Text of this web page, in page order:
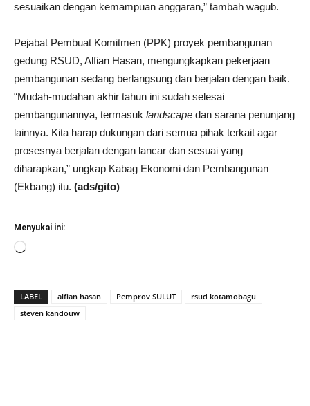
sesuaikan dengan kemampuan anggaran,” tambah wagub.
Pejabat Pembuat Komitmen (PPK) proyek pembangunan
gedung RSUD, Alfian Hasan, mengungkapkan pekerjaan
pembangunan sedang berlangsung dan berjalan dengan baik.
“Mudah-mudahan akhir tahun ini sudah selesai
pembangunannya, termasuk landscape dan sarana penunjang
lainnya. Kita harap dukungan dari semua pihak terkait agar
prosesnya berjalan dengan lancar dan sesuai yang
diharapkan,” ungkap Kabag Ekonomi dan Pembangunan
(Ekbang) itu. (ads/gito)
Menyukai ini:
Memuat...
LABEL alfian hasan Pemprov SULUT
rsud kotamobagu
steven kandouw